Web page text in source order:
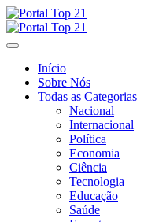
Skip
to
content
Início
Sobre Nós
Todas as Categorias
Nacional
Internacional
Política
Economia
Ciência
Tecnologia
Educação
Saúde